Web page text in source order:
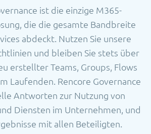
ist die einzige M365-
die die gesamte Bandbreite
abdeckt. Nutzen Sie unsere
und bleiben Sie stets über
erstellter Teams, Groups, Flows
Laufenden. Rencore Governance
Antworten zur Nutzung von
Diensten im Unternehmen, und
mit allen Beteiligten.